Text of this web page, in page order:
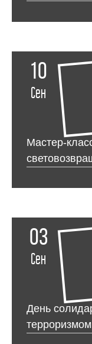
10
Сен
Мастер-
03
Сен
День
терроризмом